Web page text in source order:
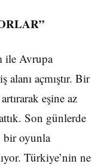
ile Avrupa
alanı açmıştır. Bir
eşine az
Son günlerde
bir oyunla
Türkiye’nin ne